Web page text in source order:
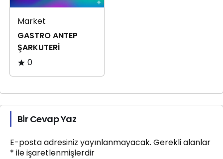
Market
GASTRO ANTEP
ŞARKUTERİ
0
Bir Cevap Yaz
E-posta adresiniz yayınlanmayacak. Gerekli alanlar
* ile işaretlenmişlerdir